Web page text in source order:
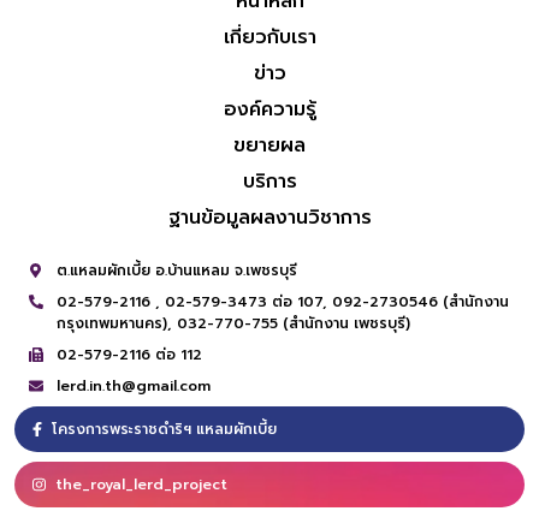
เกี่ยวกับเรา
ข่าว
องค์ความรู้
ขยายผล
บริการ
ฐานข้อมูลผลงานวิชาการ
ต.แหลมผักเบี้ย อ.บ้านแหลม จ.เพชรบุรี
02-579-2116 , 02-579-3473 ต่อ 107, 092-2730546 (สำนักงาน
กรุงเทพมหานคร), 032-770-755 (สำนักงาน เพชรบุรี)
02-579-2116 ต่อ 112
lerd.in.th@gmail.com
โครงการพระราชดำริฯ แหลมผักเบี้ย
the_royal_lerd_project